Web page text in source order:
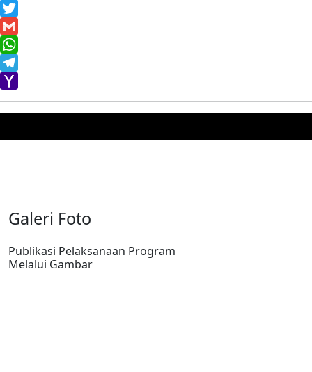
Facebook
Twitter
Gmail
WhatsApp
Telegram
Yahoo
Mail
Galeri Foto
Publikasi Pelaksanaan Program
Melalui Gambar